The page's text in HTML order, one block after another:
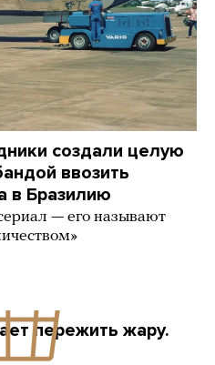
создали целую
ввозить
в Бразилию
— его называют
пережить жару.